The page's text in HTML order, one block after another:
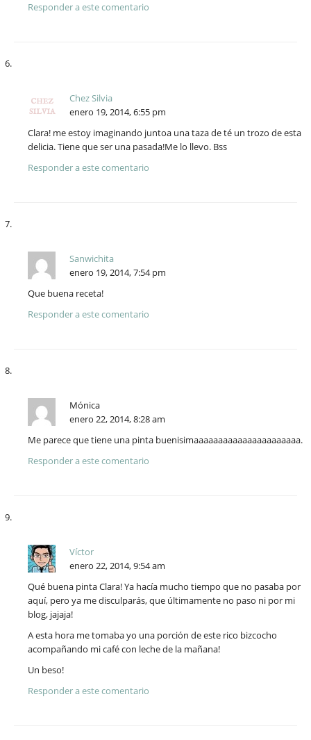
Responder a este comentario
Chez Silvia
enero 19, 2014, 6:55 pm
Clara! me estoy imaginando juntoa una taza de té un trozo de esta
delicia. Tiene que ser una pasada!Me lo llevo. Bss
Responder a este comentario
Sanwichita
enero 19, 2014, 7:54 pm
Que buena receta!
Responder a este comentario
Mónica
enero 22, 2014, 8:28 am
Me parece que tiene una pinta buenisimaaaaaaaaaaaaaaaaaaaaaa.
Responder a este comentario
Víctor
enero 22, 2014, 9:54 am
Qué buena pinta Clara! Ya hacía mucho tiempo que no pasaba por
aquí, pero ya me disculparás, que últimamente no paso ni por mi
blog, jajaja!
A esta hora me tomaba yo una porción de este rico bizcocho
acompañando mi café con leche de la mañana!
Un beso!
Responder a este comentario